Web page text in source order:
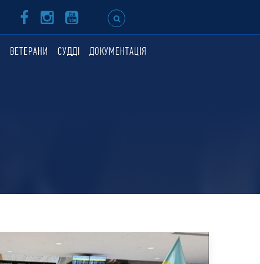
ВЕТЕРАНИ СУДДІ ДОКУМЕНТАЦІЯ